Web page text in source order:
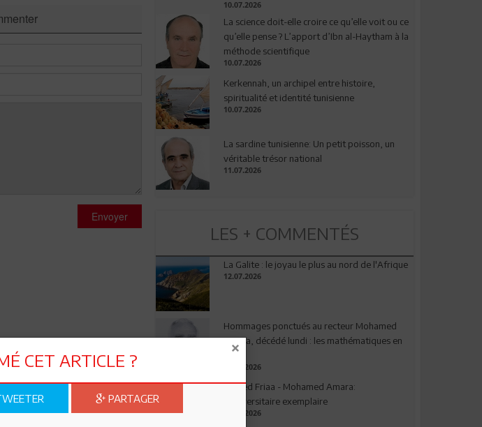
Envoyer
10.07.2026
La science doit-elle croire ce qu’elle voit ou ce
qu’elle pense ? L’apport d’Ibn al-Haytham à la
méthode scientifique
10.07.2026
Kerkennah, un archipel entre histoire,
spiritualité et identité tunisienne
10.07.2026
La sardine tunisienne: Un petit poisson, un
véritable trésor national
11.07.2026
LES + COMMENTÉS
La Galite : le joyau le plus au nord de l'Afrique
12.07.2026
Hommages ponctués au recteur Mohamed
Amara, décédé lundi : les mathématiques en
deuil
03.08.2026
Ahmed Friaa - Mohamed Amara:
l’Universitaire exemplaire
04.08.2026
CET ARTICLE ?
PARTAGER